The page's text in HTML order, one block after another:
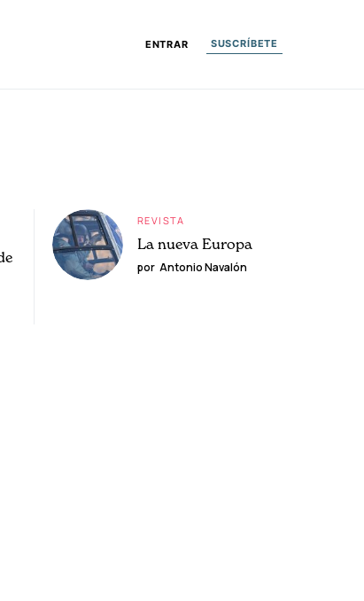
ENTRAR SUSCRÍBETE
REVISTA
La nueva Europa
por Antonio Navalón